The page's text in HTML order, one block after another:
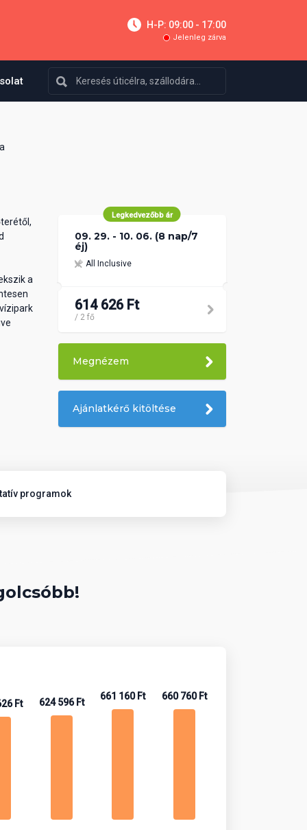
H-P: 09:00 - 17:00
Jelenleg zárva
a
Legkedvezőbb ár
09. 29. - 10. 06. (8 nap/7
éj)
All Inclusive
614 626 Ft
/ 2 fő
Megnézem
Ajánlatkérő kitöltése
programok
Ft 624 596 Ft
661 160 Ft 660 760 Ft